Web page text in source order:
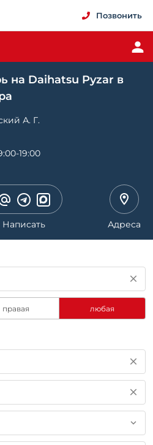
Позвонить
на Daihatsu Pyzar в
А. Г.
19:00
Написать Адреса
правая любая